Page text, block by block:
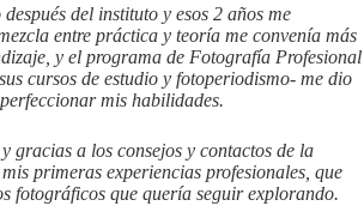
del instituto y esos 2 años me
entre práctica y teoría me convenía más
y el programa de Fotografía Profesional
cursos de estudio y fotoperiodismo- me dio
mis habilidades.
gracias a los consejos y contactos de la
primeras experiencias profesionales, que
fotográficos que quería seguir explorando.